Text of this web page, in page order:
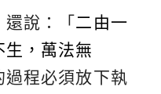
說：「 二由一
生，萬法無
過程必須放下執